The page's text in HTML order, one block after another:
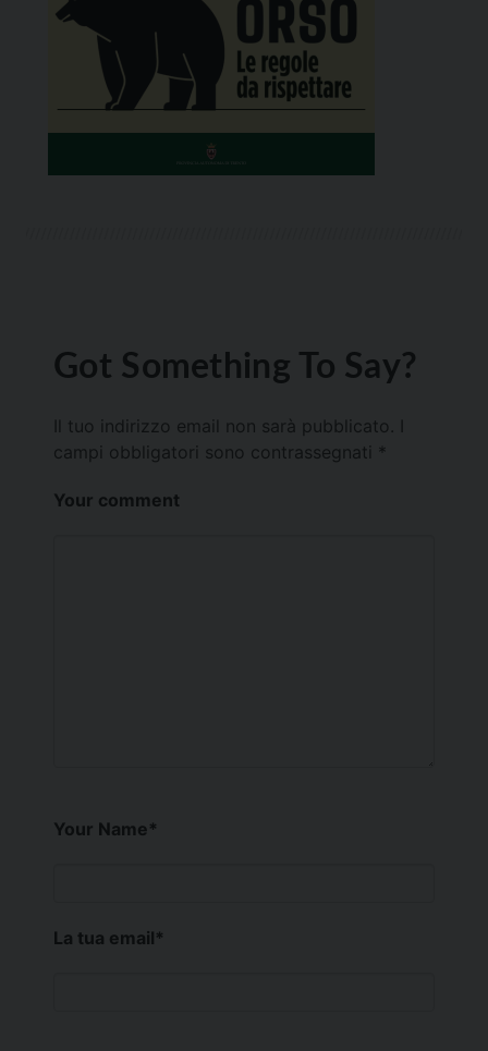
Got Something To Say?
Il tuo indirizzo email non sarà pubblicato.
campi obbligatori sono contrassegnati *
Your comment
Your Name*
La tua email*